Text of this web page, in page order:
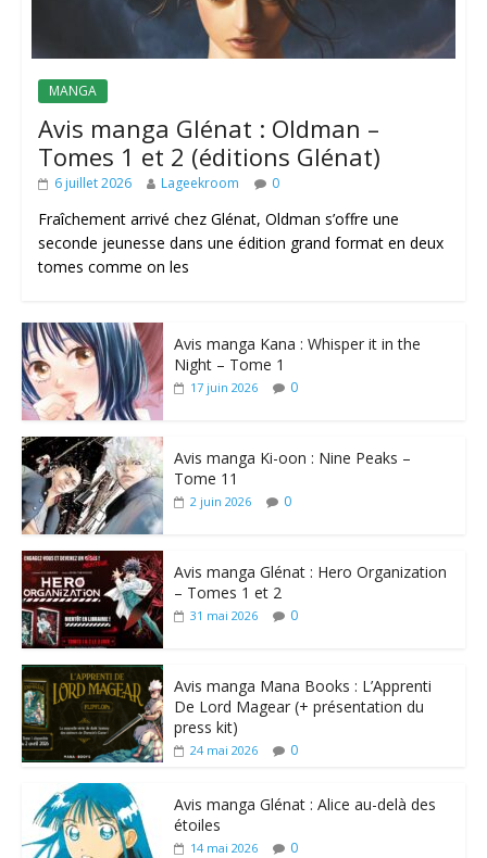
MANGA
Avis manga Glénat : Oldman –
Tomes 1 et 2 (éditions Glénat)
6 juillet 2026 Lageekroom 0
Fraîchement arrivé chez Glénat, Oldman s’offre une
seconde jeunesse dans une édition grand format en deux
tomes comme on les
Avis manga Kana : Whisper it in the
Night – Tome 1
17 juin 2026 0
Avis manga Ki-oon : Nine Peaks –
Tome 11
2 juin 2026 0
Avis manga Glénat : Hero Organization
– Tomes 1 et 2
31 mai 2026 0
Avis manga Mana Books : L’Apprenti
De Lord Magear (+ présentation du
press kit)
24 mai 2026 0
Avis manga Glénat : Alice au-delà des
étoiles
14 mai 2026 0